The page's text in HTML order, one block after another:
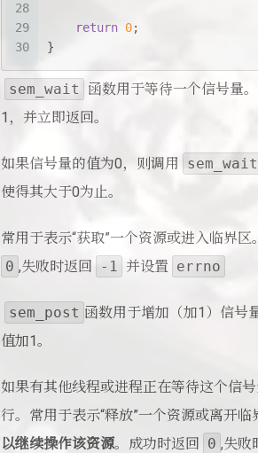
28
29
30
return 0;
}
sem_wait
函数用于等待一个信号量
1，并立即返回。
如果信号量的值为0，则调用 sem_wait
使得其大于0为止。
常用于表示“获取”一个资源或进入临界区。
0 ,失败时返回 -1 并设置 errno
sem_post 函数用于增加（加1）信号
值加1。
如果有其他线程或进程正在等待这个信
行。常用于表示“释放”一个资源或离开临
以继续操作该资源。成功时返回 0 ,失败